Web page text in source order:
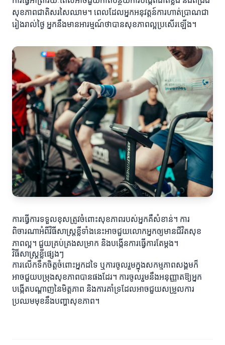
សុខភាពជាតិសរសៃឈាម។ ពេលដែលអ្នកអនុវត្តន៍ការហាត់ប្រាណជា
រៀងរាល់ថ្ងៃ អ្នកនឹងមានអារម្មណ៍ថាបានសុខភាពល្អប្រសើរឡើង។
ការធ្វើការទទួលខុសត្រូវចំពោះសុខភាពរបស់អ្នកគឺសំខាន់។ ការ
ពិចារណាអំពីវិធីសាស្ត្រខ្លីទាំងនេះអាចជួយលោកអ្នកឲ្យមានជីវិតសុខ
ភាពល្អ។ ជួយគ្រប់គ្រងសម្រាក និងបង្កើនការធ្វើការតែម្ដង។
វិធីសាស្ត្រខ្លីផ្សេងៗ
ការលើកទឹកចិត្តចំពោះអ្នកដទៃ ឬការចូលរួមក្នុងសកម្មភាពសង្គមក៏
អាចជួយបម្រុងសុខភាពបានផងដែរ។ ការចូលរួមនឹងអនុញ្ញាតឱ្យអ្នក
បង្កើតបណ្ដាញនៃមិត្តភាព និងការគាំទ្រដែលអាចជួយសម្រួលការ
ប្រឈមមុខនឹងបញ្ហាសុខភាព។